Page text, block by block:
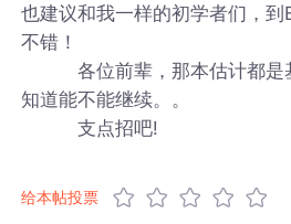
也建议和我一样的初学者们，
不错！
各位前辈，那本估计都是
知道能不能继续。。
支点招吧!
给本帖投票